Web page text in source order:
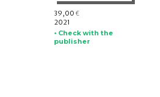
39,00 €
2021
• Check with the
publisher